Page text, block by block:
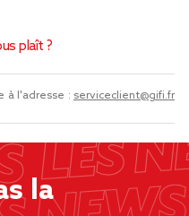
plaît ?
à l'adresse : serviceclient@gifi.fr
la